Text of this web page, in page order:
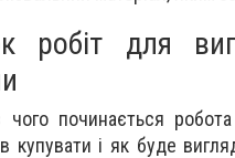
робіт для
починається
купувати і як буде